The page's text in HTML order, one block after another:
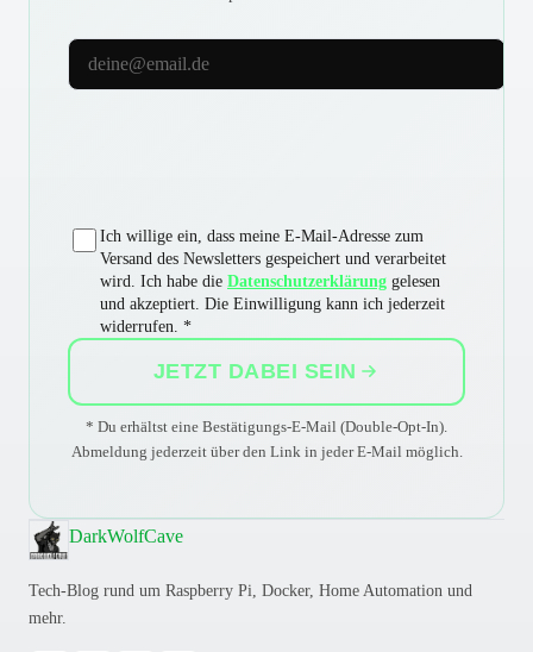
E-Mail-Adresse
Ich willige ein, dass meine E-Mail-Adresse zum
Versand des Newsletters gespeichert und verarbeitet
wird. Ich habe die Datenschutzerklärung gelesen
und akzeptiert. Die Einwilligung kann ich jederzeit
widerrufen. *
JETZT DABEI SEIN
* Du erhältst eine Bestätigungs-E-Mail (Double-Opt-In).
Abmeldung jederzeit über den Link in jeder E-Mail möglich.
DarkWolfCave
Tech-Blog rund um Raspberry Pi, Docker, Home Automation und
mehr.